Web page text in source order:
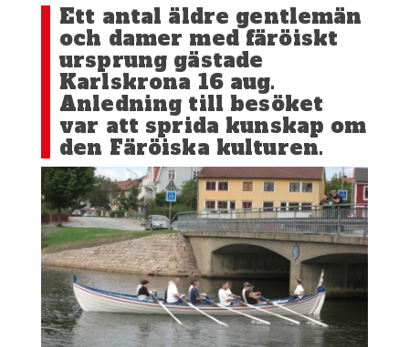
Ett antal äldre gentlemän
och damer med färöiskt
ursprung gästade
Karlskrona 16 aug.
Anledning till besöket
var att sprida kunskap om
den Färöiska kulturen.